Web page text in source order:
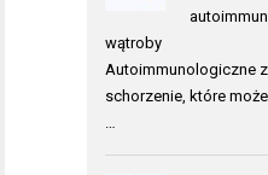
wątroby
Autoimmunologiczne
schorzenie, które